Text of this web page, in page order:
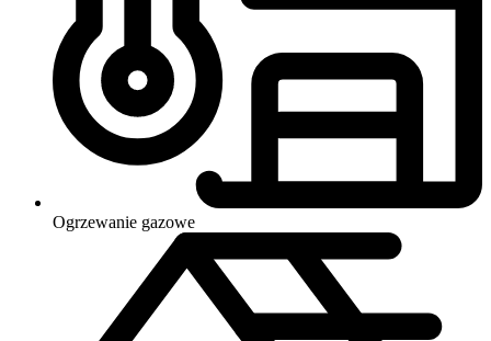
Ogrzewanie gazowe